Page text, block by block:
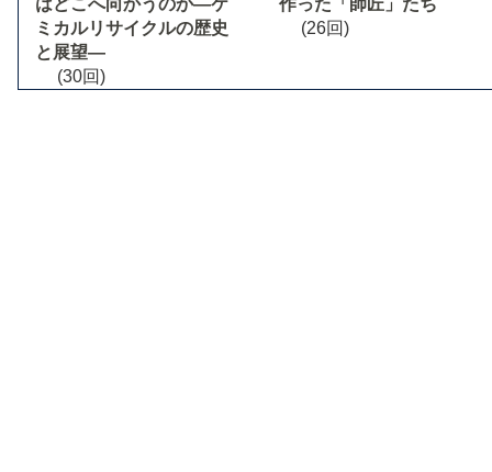
はどこへ向かうのか―ケ
ミカルリサイクルの歴史
と展望―
(30回)
作った「師匠」たち
(26回)